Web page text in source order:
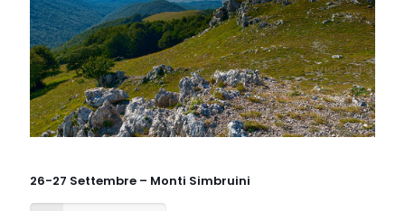
26-27 Settembre – Monti Simbruini